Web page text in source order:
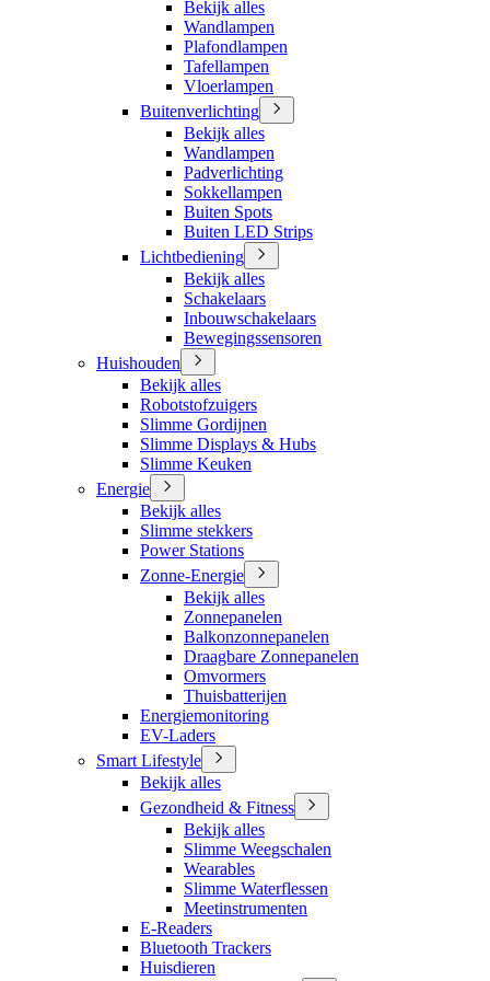
Bekijk alles
Wandlampen
Plafondlampen
Tafellampen
Vloerlampen
Buitenverlichting
Bekijk alles
Wandlampen
Padverlichting
Sokkellampen
Buiten Spots
Buiten LED Strips
Lichtbediening
Bekijk alles
Schakelaars
Inbouwschakelaars
Bewegingssensoren
Huishouden
Bekijk alles
Robotstofzuigers
Slimme Gordijnen
Slimme Displays & Hubs
Slimme Keuken
Energie
Bekijk alles
Slimme stekkers
Power Stations
Zonne-Energie
Bekijk alles
Zonnepanelen
Balkonzonnepanelen
Draagbare Zonnepanelen
Omvormers
Thuisbatterijen
Energiemonitoring
EV-Laders
Smart Lifestyle
Bekijk alles
Gezondheid & Fitness
Bekijk alles
Slimme Weegschalen
Wearables
Slimme Waterflessen
Meetinstrumenten
E-Readers
Bluetooth Trackers
Huisdieren